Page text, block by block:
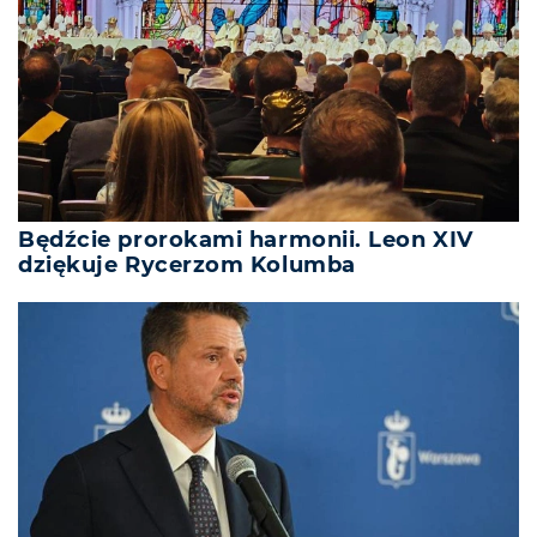
Będźcie prorokami harmonii. Leon XIV
dziękuje Rycerzom Kolumba